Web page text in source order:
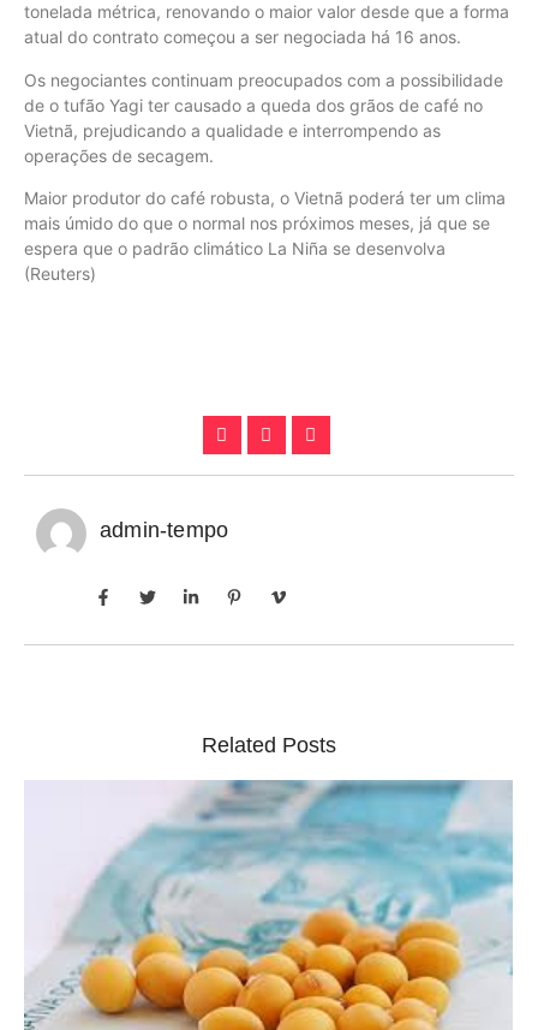
tonelada métrica, renovando o maior valor desde que a forma
atual do contrato começou a ser negociada há 16 anos.
Os negociantes continuam preocupados com a possibilidade
de o tufão Yagi ter causado a queda dos grãos de café no
Vietnã, prejudicando a qualidade e interrompendo as
operações de secagem.
Maior produtor do café robusta, o Vietnã poderá ter um clima
mais úmido do que o normal nos próximos meses, já que se
espera que o padrão climático La Niña se desenvolva
(Reuters)
admin-tempo
Related Posts